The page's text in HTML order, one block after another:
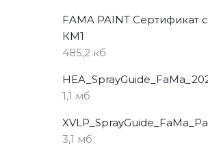
FAMA PAINT Сертификат
КМ1
485,2 кб
1,1 мб
3,1 мб